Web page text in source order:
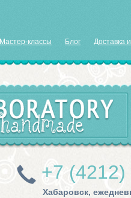
Мастер-классы Блог Доставка
+7 (4212)
Хабаровск,